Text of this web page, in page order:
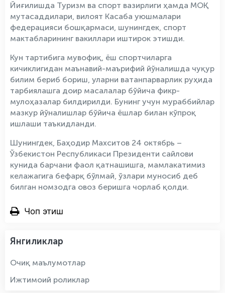
Йиғилишда Туризм ва спорт вазирлиги ҳамда МОҚ
мутасаддилари, вилоят Касаба уюшмалари
федерацияси бошқармаси, шунингдек, спорт
мактабларининг вакиллари иштирок этишди.
Кун тартибига мувофиқ, ёш спортчиларга
кичиклигидан маънавий-маърифий йўналишда чуқур
билим бериб бориш, уларни ватанпарварлик руҳида
тарбиялашга доир масалалар бўйича фикр-
мулоҳазалар билдирилди. Бунинг учун мураббийлар
мазкур йўналишлар бўйича ёшлар билан кўпроқ
ишлаши таъкидланди.
Шунингдек, Баҳодир Махситов 24 октябрь –
Ўзбекистон Республикаси Президенти сайлови
кунида барчани фаол қатнашишга, мамлакатимиз
келажагига бефарқ бўлмай, ўзлари муносиб деб
билган номзодга овоз беришга чорлаб қолди.
Чоп этиш
Янгиликлар
Очиқ маълумотлар
Ижтимоий роликлар